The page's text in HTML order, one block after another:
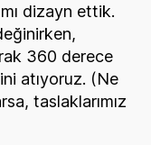
dizayn ettik.
360 derece
atıyoruz. (Ne
taslaklarımız